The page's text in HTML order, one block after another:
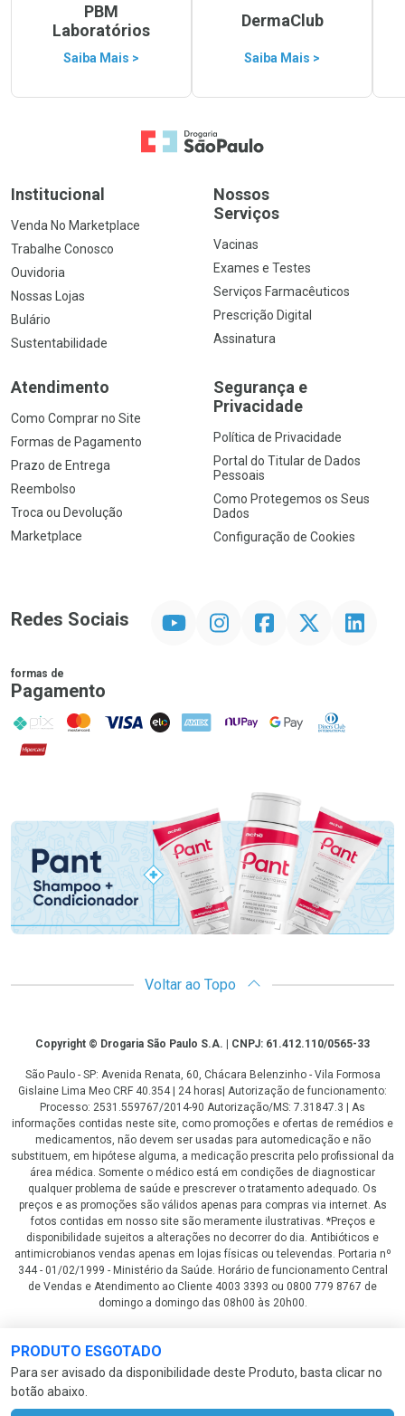
PRODUTO ESGOTADO
Para ser avisado da disponibilidade deste Produto, basta clicar no
botão abaixo.
PBM
Laboratórios
Saiba Mais >
DermaClub
Saiba Mais >
Ir para a Home
Institucional
Venda No Marketplace
Trabalhe Conosco
Ouvidoria
Nossas Lojas
Bulário
Sustentabilidade
Nossos
Serviços
Vacinas
Exames e Testes
Serviços Farmacêuticos
Prescrição Digital
Assinatura
Atendimento
Como Comprar no Site
Formas de Pagamento
Prazo de Entrega
Reembolso
Troca ou Devolução
Marketplace
Segurança e
Privacidade
Política de Privacidade
Portal do Titular de Dados
Pessoais
Como Protegemos os Seus
Dados
Configuração de Cookies
Redes Sociais InstagramFacebookTwitter Linkedin
formas de
Pagamento
PIX MasterCard
VISA ELO AMEX NuPay Google PayDiners Club
Hipercard
Promoção em Destaque
Voltar ao Topo
CopyrightCopyright © Drogaria São Paulo S.A. | CNPJ: 61.412.110/0565-33
São Paulo - SP: Avenida Renata, 60, Chácara Belenzinho - Vila Formosa
Gislaine Lima Meo CRF 40.354 | 24 horas| Autorização de funcionamento:
Processo: 2531.559767/2014-90 Autorização/MS: 7.31847.3 | As
informações contidas neste site, como promoções e ofertas de remédios e
medicamentos, não devem ser usadas para automedicação e não
substituem, em hipótese alguma, a medicação prescrita pelo profissional da
área médica. Somente o médico está em condições de diagnosticar
qualquer problema de saúde e prescrever o tratamento adequado. Os
preços e as promoções são válidos apenas para compras via internet. As
fotos contidas em nosso site são meramente ilustrativas. *Preços e
disponibilidade sujeitos a alterações no decorrer do dia. Antibióticos e
antimicrobianos vendas apenas em lojas físicas ou televendas. Portaria nº
344 - 01/02/1999 - Ministério da Saúde. Horário de funcionamento Central
de Vendas e Atendimento ao Cliente 4003 3393 ou 0800 779 8767 de
domingo a domingo das 08h00 às 20h00.